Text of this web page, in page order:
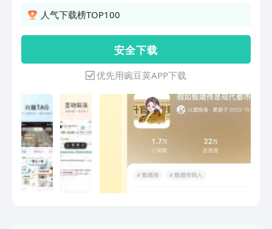
绘画、旅行、设计、文学、时尚、生活等
万创作者，给你提供丰富而多元的兴趣内
容。 希望每一位用户都能在LOFTER发现
感兴趣的内容，发掘自己的热爱，并与热
爱着的事物一起闪闪发光。 【功能介
绍】 LOFTER目前支持图片、文字和短视
频等多种内容形态发布，方便你选择擅长
的表达方式来展示自己。如果你想获得更
多关注，记得在发布文章时打相应标签，
可以获得标签内的精准分发;也可以把自
己的文章编入合集，感兴趣的用户可以对
你的合集进行收藏和分享。 LOFTER市集
人气下载榜TOP100
安 全 下 载
优先用豌豆荚APP下载